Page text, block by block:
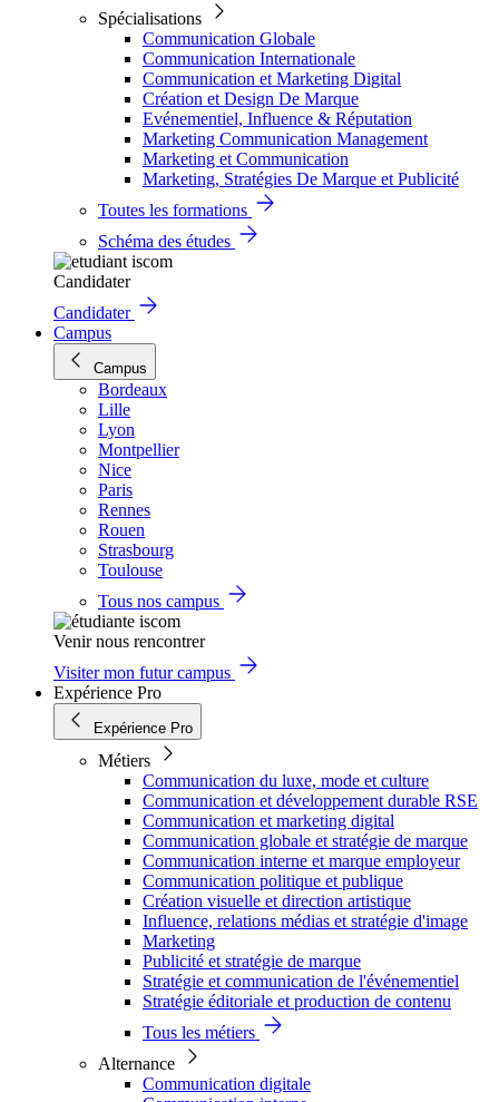
Spécialisations
Communication Globale
Communication Internationale
Communication et Marketing Digital
Création et Design De Marque
Evénementiel, Influence & Réputation
Marketing Communication Management
Marketing et Communication
Marketing, Stratégies De Marque et Publicité
Toutes les formations
Schéma des études
Candidater
Candidater
Campus
Campus
Bordeaux
Lille
Lyon
Montpellier
Nice
Paris
Rennes
Rouen
Strasbourg
Toulouse
Tous nos campus
Venir nous rencontrer
Visiter mon futur campus
Expérience Pro
Expérience Pro
Métiers
Communication du luxe, mode et culture
Communication et développement durable RSE
Communication et marketing digital
Communication globale et stratégie de marque
Communication interne et marque employeur
Communication politique et publique
Création visuelle et direction artistique
Influence, relations médias et stratégie d'image
Marketing
Publicité et stratégie de marque
Stratégie et communication de l'événementiel
Stratégie éditoriale et production de contenu
Tous les métiers
Alternance
Communication digitale